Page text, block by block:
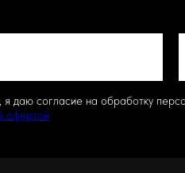
я даю согласие на обработку
офертой